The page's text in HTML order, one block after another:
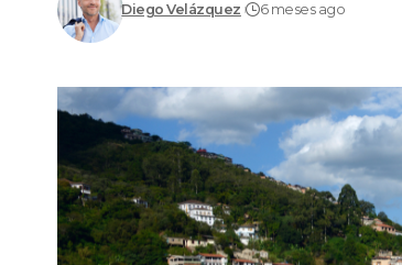
Diego Velázquez 6 meses ago